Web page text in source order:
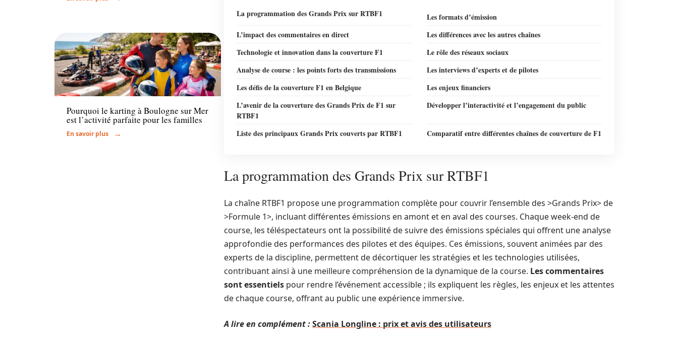
Actu
Pourquoi le karting à Boulogne sur Mer
est l’activité parfaite pour les familles
En savoir plus
La programmation des Grands Prix sur RTBF1
Les formats d’émission
L’impact des commentaires en direct
Les différences avec les autres chaînes
Technologie et innovation dans la couverture F1
Le rôle des réseaux sociaux
Analyse de course : les points forts des transmissions
Les interviews d’experts et de pilotes
Les défis de la couverture F1 en Belgique
Les enjeux financiers
L’avenir de la couverture des Grands Prix de F1 sur
RTBF1
Développer l’interactivité et l’engagement du public
Liste des principaux Grands Prix couverts par RTBF1 Comparatif entre différentes chaînes de couverture de F1
La programmation des Grands Prix sur RTBF1
La chaîne RTBF1 propose une programmation complète pour couvrir l’ensemble des >Grands Prix> de
>Formule 1>, incluant différentes émissions en amont et en aval des courses. Chaque week-end de
course, les téléspectateurs ont la possibilité de suivre des émissions spéciales qui offrent une analyse
approfondie des performances des pilotes et des équipes. Ces émissions, souvent animées par des
experts de la discipline, permettent de décortiquer les stratégies et les technologies utilisées,
contribuant ainsi à une meilleure compréhension de la dynamique de la course. Les commentaires
sont essentiels pour rendre l’événement accessible ; ils expliquent les règles, les enjeux et les attentes
de chaque course, offrant au public une expérience immersive.
A lire en complément :Scania Longline : prix et avis des utilisateurs